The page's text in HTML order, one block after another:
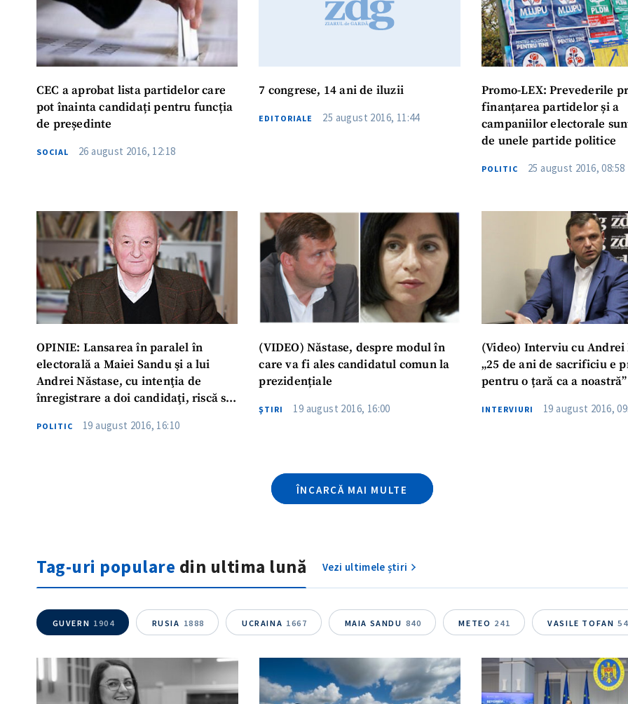
CEC a aprobat lista partidelor care
pot înainta candidați pentru funcția
de președinte
SOCIAL 26 august 2016, 12:18
7 congrese, 14 ani de iluzii
EDITORIALE 25 august 2016, 11:44
Promo-LEX: Prevederile
finanțarea partidelor și a
campaniilor electorale
de unele partide politice
POLITIC 25 august 2016, 08:58
OPINIE: Lansarea în paralel în
electorală a Maiei Sandu şi a lui
Andrei Năstase, cu intenţia de
înregistrare a doi candidaţi, riscă să-
cetăţeni
POLITIC 19 august 2016, 16:10
(VIDEO) Năstase, despre modul în
care va fi ales candidatul comun la
prezidențiale
ŞTIRI 19 august 2016, 16:00
(Video) Interviu cu Andrei
„25 de ani de sacrificiu e prea
pentru o țară ca a noastră”
INTERVIURI 19 august 2016,
ÎNCARCĂ MAI MULTE
Tag-uri populare din ultima lună Vezi ultimele știri
GUVERN 1904 RUSIA 1888 UCRAINA 1667 MAIA SANDU 840 METEO 241 VASILE TOFAN 54
Titlu știre + Adaugă titlu
Fotografie + Încarcă imagine
Link media + Link media
Mesajul știrei + Mesajul știrei
CONTACT SURSĂ
Sursă anonimă
Nume + Numele
+ Telefon
Am citit și sunt de